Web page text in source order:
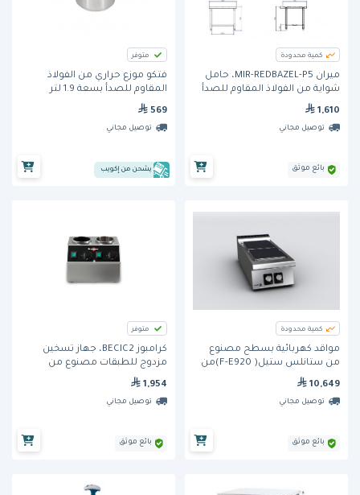
كمية محدودة
ميران MIR-REDBAZEL-P5، حامل
شواية من الفولاذ المقاوم للصدأ
1,610
توصيل مجاني
بائع موثق
متوفر
فتكو موزّع حراري من الفولاذ
المقاوم للصدأ بسعة 1.9 لتر
569
توصيل مجاني
يشحن من إكويب
كمية محدودة
مواقد كهربائية بسطح مصنوع
من ستانلس ستيل( F-E920)من
10,649
توصيل مجاني
بائع موثق
متوفر
كرامبوز BECIC2، جهاز تسخين
مزدوج للطبقات مصنوع من
الستانلس ستيل
1,954
توصيل مجاني
بائع موثق